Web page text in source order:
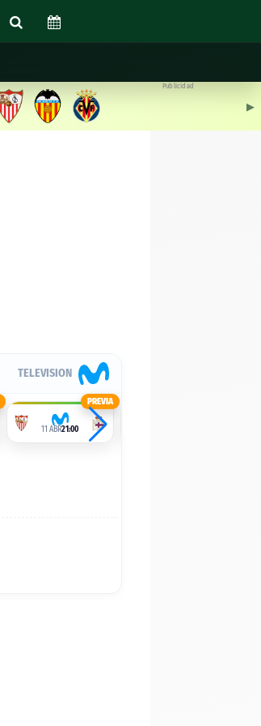
▶︎
Publicidad
TELEVISION
PREVIA
11 ABR21:00